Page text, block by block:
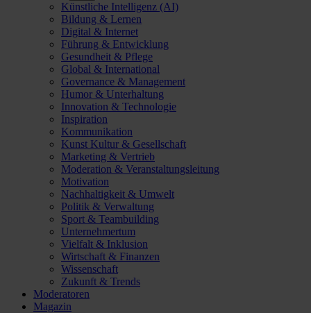
Künstliche Intelligenz (AI)
Bildung & Lernen
Digital & Internet
Führung & Entwicklung
Gesundheit & Pflege
Global & International
Governance & Management
Humor & Unterhaltung
Innovation & Technologie
Inspiration
Kommunikation
Kunst Kultur & Gesellschaft
Marketing & Vertrieb
Moderation & Veranstaltungsleitung
Motivation
Nachhaltigkeit & Umwelt
Politik & Verwaltung
Sport & Teambuilding
Unternehmertum
Vielfalt & Inklusion
Wirtschaft & Finanzen
Wissenschaft
Zukunft & Trends
Moderatoren
Magazin